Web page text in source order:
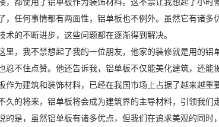
，都使用了铝单板作为装饰材料。这不禁让我想起了小
，任何事情都有两面性，铝单板也不例外。虽然它有诸
术的不断进步，这些问题都在逐渐得到解决。
里，我不禁想起了我的一位朋友，他家的装修就是用的
忍不住点赞。他还告诉我，铝单板不仅能美化建筑，还能
作为建筑和装饰材料，已经在我国市场上占据了越来越重
久的将来，铝单板将会成为建筑界的主导材料，引领我们
的是，虽然铝单板有诸多优点，但我们在追求美观的同